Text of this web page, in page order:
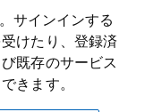
サインインする
けたり、登録済
既存のサービス
きます。